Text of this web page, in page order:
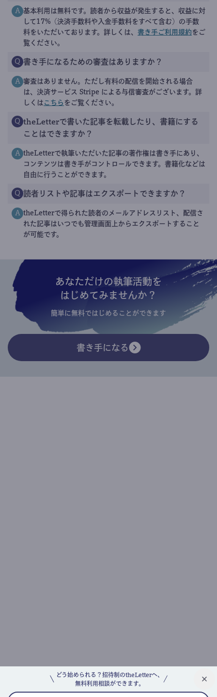
どう始められる？招待制のtheLetterへ、
無料利用相談ができます。
A 基本利用は無料です。読者から収益が発生すると、収益に対
して17%（決済手数料や入金手数料をすべて含む）の手数
料をいただいております。詳しくは、 書き手ご利用規約 をご
覧ください。
Q 書き手になるための審査はありますか？
A 審査はありません。ただし有料の配信を開始される場合
は、決済サービス Stripe による与信審査がございます。詳
しくは こちら をご覧ください。
Q theLetterで書いた記事を転載したり、書籍にする
ことはできますか？
A theLetterで執筆いただいた記事の著作権は書き手にあり、
コンテンツは書き手がコントロールできます。書籍化などは
自由に行うことができます。
Q 読者リストや記事はエクスポートできますか？
A theLetterで得られた読者のメールアドレスリスト、配信さ
れた記事はいつでも管理画面上からエクスポートすること
が可能です。
あなただけの執筆活動を
はじめてみませんか？
簡単に無料ではじめることができます
書き手になる